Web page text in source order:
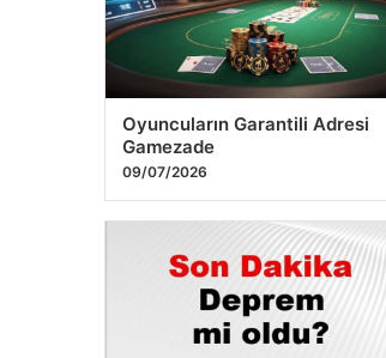
Arnavutköy’de Kan Donduran
Olay: Boşandığı Eşi ve Oğlunu
Vurarak Sonlandırdı, Ardından
İntihar Etti
11/07/2026